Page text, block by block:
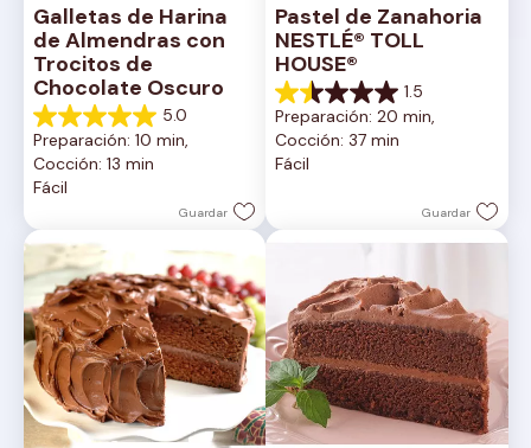
Galletas de Harina
de Almendras con
Trocitos de
Chocolate Oscuro
5.0
5.0
de
5
estrellas.
reseña
Preparación: 10 min,
Cocción: 13 min
Fácil
Guardar
Pastel de Zanahoria
NESTLÉ® TOLL
HOUSE®
1.5
1.5
de
5
estrellas.
Preparación: 20 min,
Cocción: 37 min
Fácil
Guardar